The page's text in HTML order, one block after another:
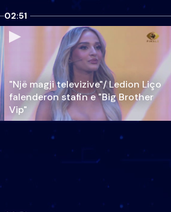
02:51
"Një magji televizive"/ Ledion Liço
falenderon stafin e "Big Brother
Vip"